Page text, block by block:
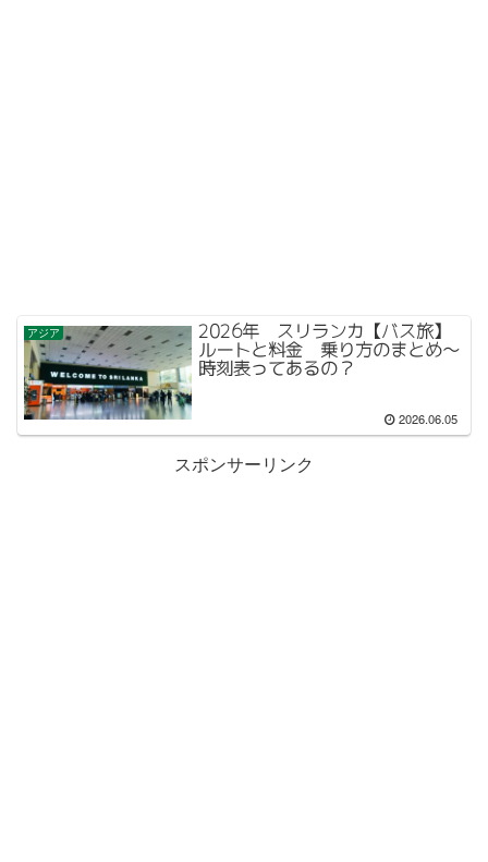
アジア 2026年 スリランカ【バス旅】
ルートと料金 乗り方のまとめ〜
時刻表ってあるの？
2026.06.05
スポンサーリンク